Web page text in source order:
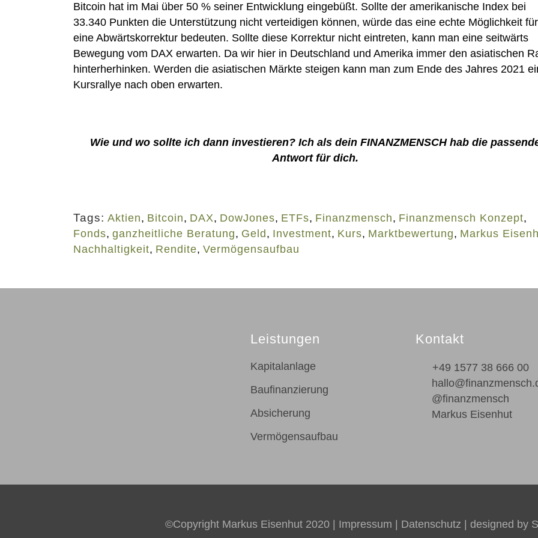
Bitcoin hat im Mai über 50 % seiner Entwicklung eingebüßt. Sollte der amerikanische Index bei
33.340 Punkten die Unterstützung nicht verteidigen können, würde das eine echte Möglichkeit für
eine Abwärtskorrektur bedeuten. Sollte diese Korrektur nicht eintreten, kann man eine seitwärts
Bewegung vom DAX erwarten. Da wir hier in Deutschland und Amerika immer den asiatischen
hinterherhinken. Werden die asiatischen Märkte steigen kann man zum Ende des Jahres 2021
Kursrallye nach oben erwarten.
Wie und wo sollte ich dann investieren? Ich als dein FINANZMENSCH hab die
Antwort für dich.
Tags: Aktien, Bitcoin, DAX, DowJones, ETFs, Finanzmensch, Finanzmensch Konzept,
Fonds, ganzheitliche Beratung, Geld, Investment, Kurs, Marktbewertung, Markus
Nachhaltigkeit, Rendite, Vermögensaufbau
Leistungen
Kapitalanlage
Baufinanzierung
Absicherung
Vermögensaufbau
Kontakt
+49 1577 38 666 00
@finanzmensch
Markus Eisenhut
©Copyright Markus Eisenhut 2020 | Impressum | Datenschutz | designed by